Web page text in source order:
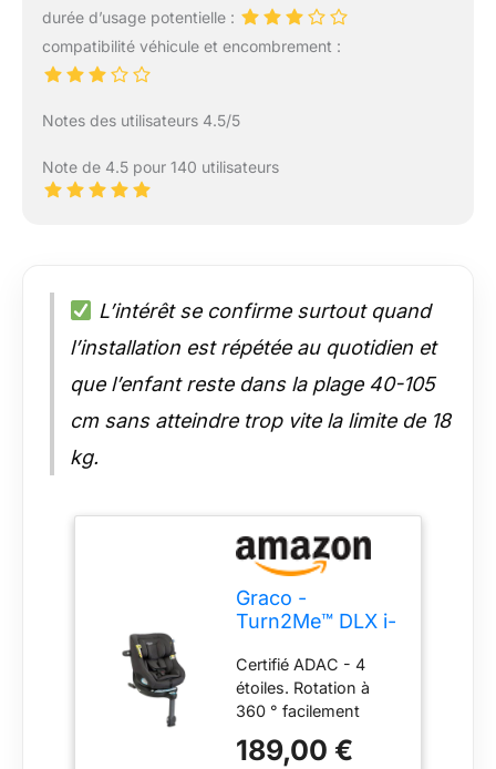
durée d’usage potentielle :
compatibilité véhicule et encombrement :
Notes des utilisateurs 4.5/5
Note de 4.5 pour 140 utilisateurs
L’intérêt se confirme surtout quand
l’installation est répétée au quotidien et
que l’enfant reste dans la plage 40-105
cm sans atteindre trop vite la limite de 18
kg.
Graco -
Turn2Me™ DLX i-
auto évolutif 2
en 1 ISOFIX avec
rotation à 360°,
40 à 105 cm (de
la naissance
Certifié ADAC - 4
étoiles. Rotation à
360 ° facilement
main pour faire
189,00 €